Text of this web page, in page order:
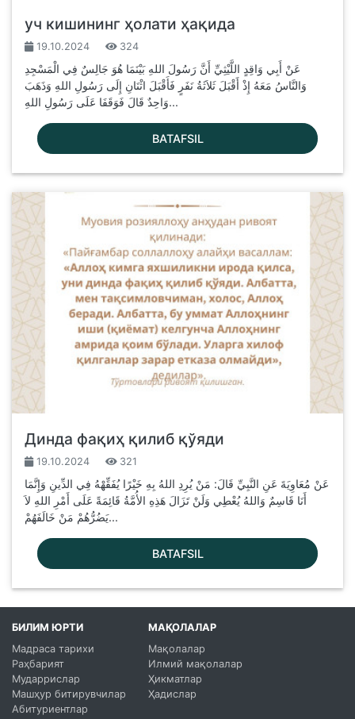
уч кишининг ҳолати ҳақида
19.10.2024 324
عَنْ أَبِي وَاقِدٍ اللَّيْثِيِّ أَنَّ رَسُولَ اللهِ بَيْنَمَا هُوَ جَالِسٌ فِي الْمَسْجِدِ
وَالنَّاسُ مَعَهُ إِذْ أَقْبَلَ ثَلاَثَةُ نَفَرٍ فَأَقْبَلَ اثْنَانِ إِلَى رَسُولِ اللهِ وَذَهَبَ
وَاحِدٌ قَالَ فَوَقَفَا عَلَى رَسُولِ اللهِ...
BATAFSIL
Динда фақиҳ қилиб қўяди
19.10.2024 321
عَنْ مُعَاوِيَةَ عَنِ النَّبِيِّ قَالَ: مَنْ يُرِدِ اللهُ بِهِ خَيْرًا يُفَقِّهْهُ فِي الدِّينِ وَإِنَّمَا
أَنَا قَاسِمٌ وَاللهُ يُعْطِي وَلَنْ تَزَالَ هَذِهِ الأُمَّةُ قَائِمَةً عَلَى أَمْرِ اللهِ لاَ
يَضُرُّهُمْ مَنْ خَالَفَهُمْ...
BATAFSIL
БИЛИМ ЮРТИ
Мадраса тарихи
Раҳбарият
Мударрислар
Машҳур битирувчилар
Абитуриентлар
МАҚОЛАЛАР
Мақолалар
Илмий мақолалар
Ҳикматлар
Ҳадислар